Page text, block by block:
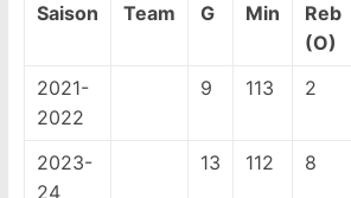
Saison Team G Min
Reb
(O)
2021-
2022
9 113 2
2023-
24
13 112 8